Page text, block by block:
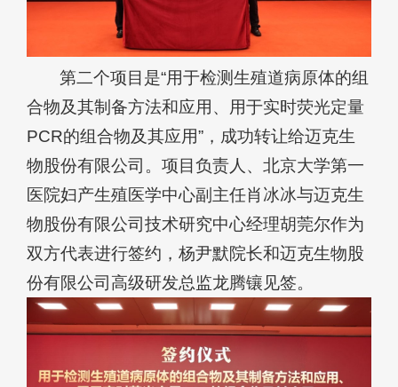
第二个项目是“用于检测生殖道病原体的组
合物及其制备方法和应用、用于实时荧光定量
PCR的组合物及其应用”，成功转让给迈克生
物股份有限公司。项目负责人、北京大学第一
医院妇产生殖医学中心副主任肖冰冰与迈克生
物股份有限公司技术研究中心经理胡莞尔作为
双方代表进行签约，杨尹默院长和迈克生物股
份有限公司高级研发总监龙腾镶见签。